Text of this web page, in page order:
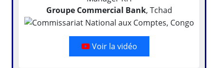
Groupe Commercial Bank, Tchad
Voir la vidéo